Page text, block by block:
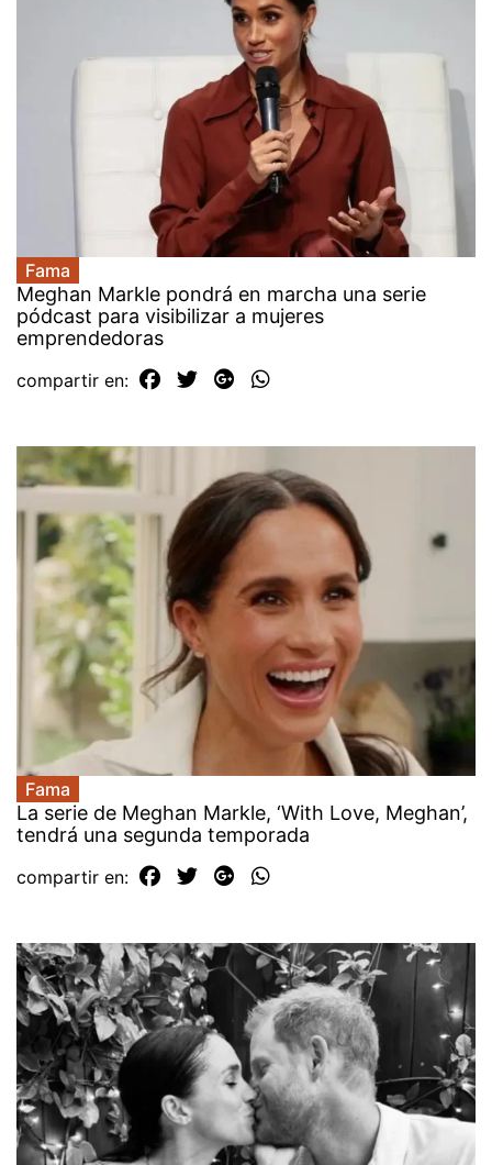
Fama
Meghan Markle pondrá en marcha una serie
pódcast para visibilizar a mujeres
emprendedoras
compartir en:
Fama
La serie de Meghan Markle, ‘With Love, Meghan’,
tendrá una segunda temporada
compartir en: